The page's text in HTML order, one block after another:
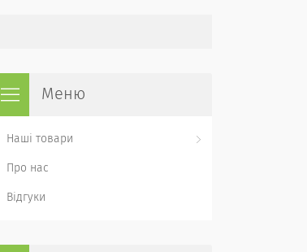
Наші товари
Про нас
Відгуки